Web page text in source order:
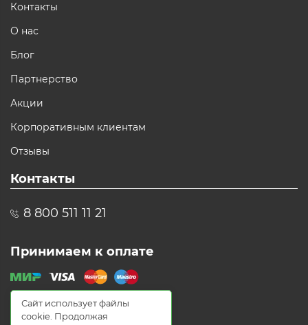
Контакты
О нас
Блог
Партнерство
Акции
Корпоративным клиентам
Отзывы
Контакты
8 800 511 11 21
Принимаем к оплате
Сайт использует файлы
cookie. Продолжая